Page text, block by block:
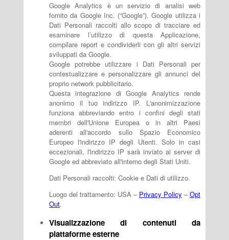
Google Analytics è un servizio di analisi web
fornito da Google Inc. (“Google”). Google utilizza i
Dati Personali raccolti allo scopo di tracciare ed
esaminare l’utilizzo di questa Applicazione,
compilare report e condividerli con gli altri servizi
sviluppati da Google.
Google potrebbe utilizzare i Dati Personali per
contestualizzare e personalizzare gli annunci del
proprio network pubblicitario.
Questa integrazione di Google Analytics rende
anonimo il tuo indirizzo IP. L'anonimizzazione
funziona abbreviando entro i confini degli stati
membri dell'Unione Europea o in altri Paesi
aderenti all'accordo sullo Spazio Economico
Europeo l'indirizzo IP degli Utenti. Solo in casi
eccezionali, l'indirizzo IP sarà inviato ai server di
Google ed abbreviato all'interno degli Stati Uniti.
Dati Personali raccolti: Cookie e Dati di utilizzo.
Luogo del trattamento: USA – Privacy Policy –Opt
Out.
Visualizzazione di contenuti da
piattaforme esterne